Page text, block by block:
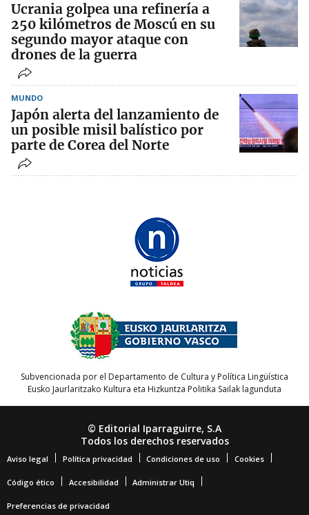
Ucrania golpea una refinería a
250 kilómetros de Moscú en su
segundo mayor ataque con
drones de la guerra
MUNDO
Japón alerta del lanzamiento de
un posible misil balístico por
parte de Corea del Norte
Subvencionada por el Departamento de Cultura y Política Lingüística
Eusko Jaurlaritzako Kultura eta Hizkuntza Politika Sailak lagunduta
© Editorial Iparraguirre, S.A
Todos los derechos reservados
Aviso legal Política privacidad Condiciones de uso Cookies
Código ético Accesibilidad Administrar Utiq
Preferencias de privacidad